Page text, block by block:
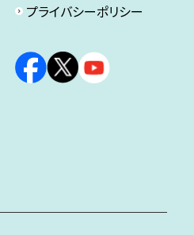
プライバシーポリシー